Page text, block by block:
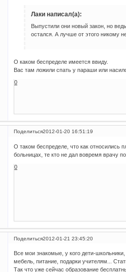
Лаки написал(а):
Выпустили они новый закон, но
остался. А лучше от этого никому
О каком беспределе имеется ввиду.
Вас там ложили спать у параши или
0
Поделиться2012-01-20 16:51:19
О таком беспределе, что как относились
больницах, те кто не дал вовремя врачу
0
Поделиться2012-01-21 23:45:20
Все мои знакомые, у кого дети-
мебель, питание, подарки учителям...
Так что уже сейчас образование